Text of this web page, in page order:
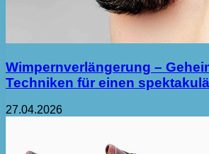
Wimpernverlängerung –
Techniken für einen
27.04.2026